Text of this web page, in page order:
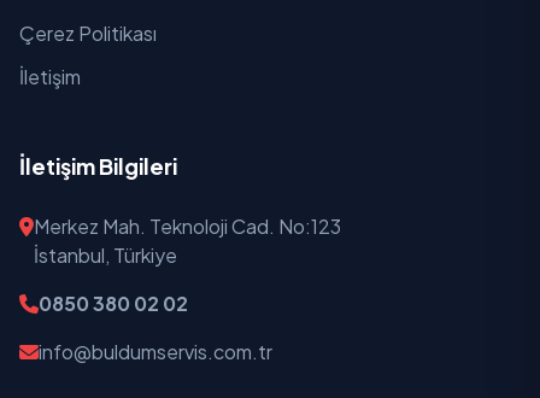
Çerez Politikası
İletişim
İletişim Bilgileri
Merkez Mah. Teknoloji Cad. No:123
İstanbul, Türkiye
0850 380 02 02
info@buldumservis.com.tr